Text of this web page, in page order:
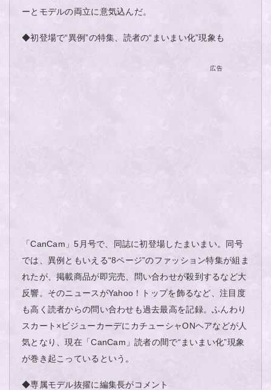
ーとモデルの両立に意気込んだ。
◆初登場で“異例”の特集、読者の“まいまい化”現象も
広告
「CanCam」5月号で、同誌に初登場したまいまい。同号
では、異例ともいえる“8ページ”のファッション特集が組ま
れたが、掲載商品が即完売、問い合わせが殺到するなど大
反響。そのニュースがYahoo！トップを飾るなど、注目度
も高く読者からの問い合わせも過去最高を記録。ふんわり
スカート×ビジューカーデにカチューシャONヘアなどが人
気となり、現在「CanCam」読者の間で“まいまい化”現象
が巻き起こっているという。
◆専属モデル抜擢に編集長がコメント